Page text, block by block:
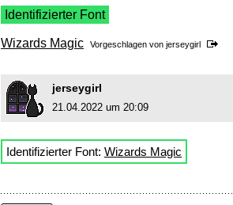
Identifizierter Font
Wizards Magic Vorgeschlagen von jerseygirl
jerseygirl
21.04.2022 um 20:09
Identifizierter Font: Wizards Magic